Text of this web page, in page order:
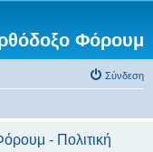
Φόρουμ
Σύνδεση
- Πολιτική